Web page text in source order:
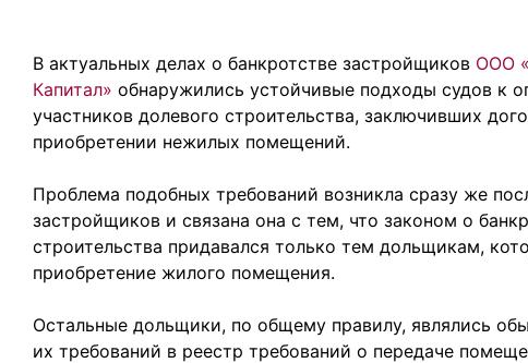
В актуальных делах о банкротстве застройщиков ООО
Капитал» обнаружились устойчивые подходы судов к
участников долевого строительства, заключивших
приобретении нежилых помещений.
Проблема подобных требований возникла сразу же
застройщиков и связана она с тем, что законом о
строительства придавался только тем дольщикам,
приобретение жилого помещения.
Остальные дольщики, по общему правилу, являлись
их требований в реестр требований о передаче